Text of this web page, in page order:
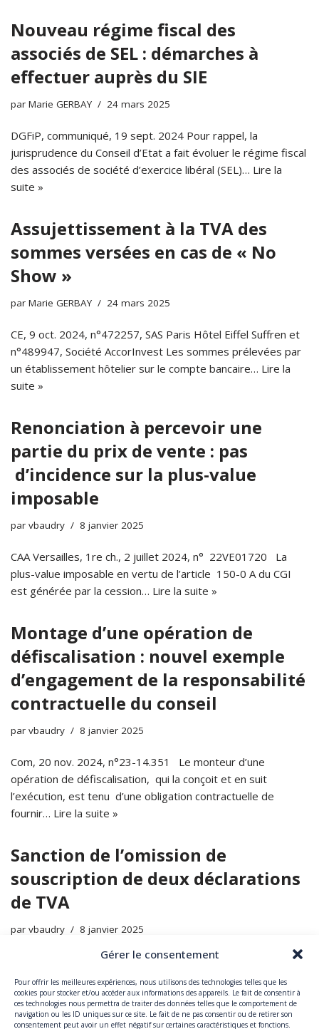
Gérer le consentement
Pour offrir les meilleures expériences, nous utilisons des technologies telles que les
cookies pour stocker et/ou accéder aux informations des appareils. Le fait de consentir à
ces technologies nous permettra de traiter des données telles que le comportement de
navigation ou les ID uniques sur ce site. Le fait de ne pas consentir ou de retirer son
consentement peut avoir un effet négatif sur certaines caractéristiques et fonctions.
Nouveau régime fiscal des
associés de SEL : démarches à
effectuer auprès du SIE
par Marie GERBAY 24 mars 2025
DGFiP, communiqué, 19 sept. 2024 Pour rappel, la
jurisprudence du Conseil d’Etat a fait évoluer le régime fiscal
des associés de société d’exercice libéral (SEL)… Lire la
suite »
Assujettissement à la TVA des
sommes versées en cas de « No
Show »
par Marie GERBAY 24 mars 2025
CE, 9 oct. 2024, n°472257, SAS Paris Hôtel Eiffel Suffren et
n°489947, Société AccorInvest Les sommes prélevées par
un établissement hôtelier sur le compte bancaire… Lire la
suite »
Renonciation à percevoir une
partie du prix de vente : pas
d’incidence sur la plus-value
imposable
par vbaudry 8 janvier 2025
CAA Versailles, 1re ch., 2 juillet 2024, n° 22VE01720 La
plus-value imposable en vertu de l’article 150-0 A du CGI
est générée par la cession… Lire la suite »
Montage d’une opération de
défiscalisation : nouvel exemple
d’engagement de la responsabilité
contractuelle du conseil
par vbaudry 8 janvier 2025
Com, 20 nov. 2024, n°23-14.351 Le monteur d’une
opération de défiscalisation, qui la conçoit et en suit
l’exécution, est tenu d’une obligation contractuelle de
fournir… Lire la suite »
Sanction de l’omission de
souscription de deux déclarations
de TVA
par vbaudry 8 janvier 2025
CE, 8 nov. 2024, n°473430 Il résulte de l’article 302 nonies
du CGI que les allégements d’impôt sur le revenu ou
d’impôt sur les sociétés… Lire la suite »